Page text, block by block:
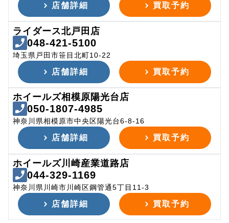
店舗詳細 買取予約
ライダース北戸田店
048-421-5100
埼玉県戸田市笹目北町10-22
店舗詳細 買取予約
ホイールズ相模原陽光台店
050-1807-4985
神奈川県相模原市中央区陽光台6-8-16
店舗詳細 買取予約
ホイールズ川崎産業道路店
044-329-1169
神奈川県川崎市川崎区鋼管通5丁目11-3
店舗詳細 買取予約